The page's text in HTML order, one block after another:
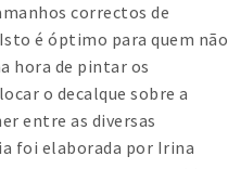
correctos de
é óptimo para quem não
hora de pintar os
o decalque sobre a
entre as diversas
foi elaborada por Irina